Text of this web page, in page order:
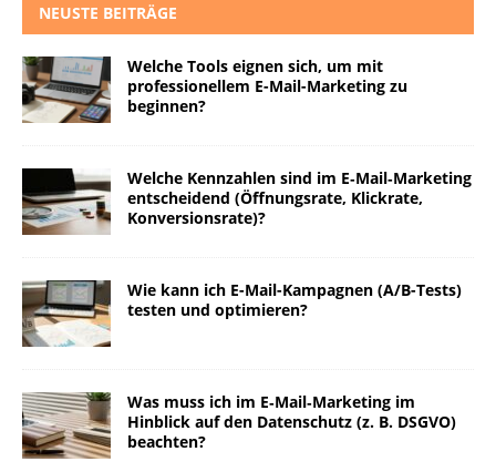
NEUSTE BEITRÄGE
Welche Tools eignen sich, um mit
professionellem E-Mail-Marketing zu
beginnen?
Welche Kennzahlen sind im E‑Mail‑Marketing
entscheidend (Öffnungsrate, Klickrate,
Konversionsrate)?
Wie kann ich E-Mail-Kampagnen (A/B-Tests)
testen und optimieren?
Was muss ich im E‑Mail‑Marketing im
Hinblick auf den Datenschutz (z. B. DSGVO)
beachten?